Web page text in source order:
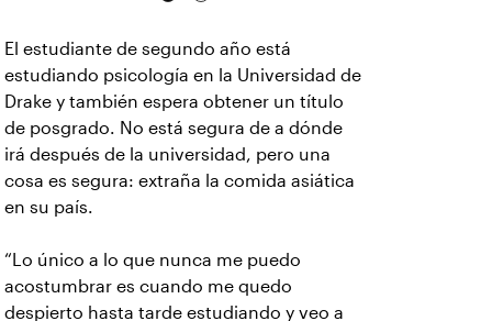
El estudiante de segundo año está
estudiando psicología en la Universidad de
Drake y también espera obtener un título
de posgrado. No está segura de a dónde
irá después de la universidad, pero una
cosa es segura: extraña la comida asiática
en su país.
“Lo único a lo que nunca me puedo
acostumbrar es cuando me quedo
despierto hasta tarde estudiando y veo a